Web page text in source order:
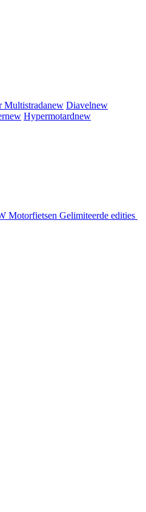
Multistradanew Diavelnew
new Hypermotardnew
Motorfietsen Gelimiteerde edities